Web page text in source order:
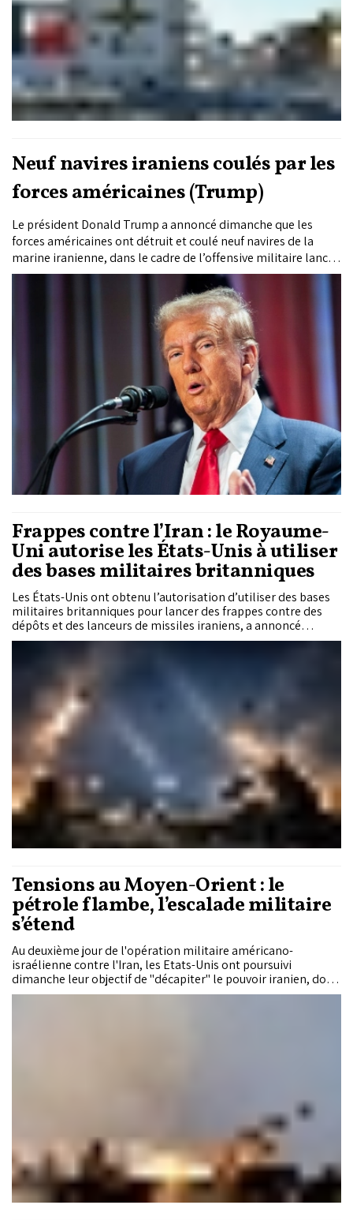
Neuf navires iraniens coulés par les
forces américaines (Trump)
Le président Donald Trump a annoncé dimanche que les
forces américaines ont détruit et coulé neuf navires de la
marine iranienne, dans le cadre de l’offensive militaire lancée
depuis samedi contre des installations iraniennes.
Frappes contre l’Iran : le Royaume-
Uni autorise les États-Unis à utiliser
des bases militaires britanniques
Les États-Unis ont obtenu l’autorisation d’utiliser des bases
militaires britanniques pour lancer des frappes contre des
dépôts et des lanceurs de missiles iraniens, a annoncé
dimanche soir le Premier ministre britannique, Keir Starmer.
Tensions au Moyen-Orient : le
pétrole flambe, l’escalade militaire
s’étend
Au deuxième jour de l'opération militaire américano-
israélienne contre l'Iran, les Etats-Unis ont poursuivi
dimanche leur objectif de "décapiter" le pouvoir iranien, dont
les frappes de représailles ont fait des morts en Israël et dans